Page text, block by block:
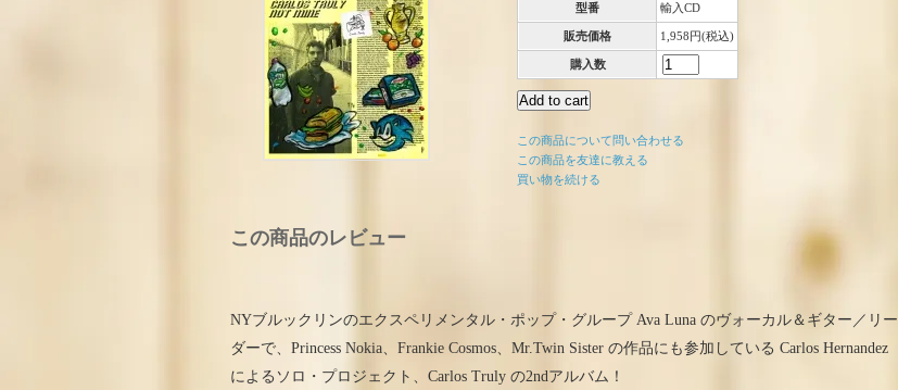
型番 輸入CD
販売価格 1,958円(税込)
購入数
この商品について問い合わせる
この商品を友達に教える
買い物を続ける
この商品のレビュー
NYブルックリンのエクスペリメンタル・ポップ・グループ Ava Luna のヴォーカル＆ギター／リー
ダーで、Princess Nokia、Frankie Cosmos、Mr.Twin Sister の作品にも参加している Carlos Hernandez
によるソロ・プロジェクト、Carlos Truly の2ndアルバム！